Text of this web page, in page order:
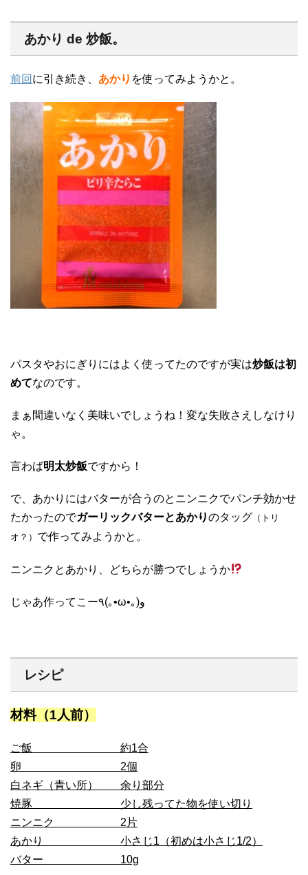
あかり de 炒飯。
前回 に引き続き、 あかり を使ってみようかと。
パスタやおにぎりにはよく使ってたのですが実は炒飯は初
めてなのです。
まぁ間違いなく美味いでしょうね！変な失敗さえしなけり
ゃ。
言わば明太炒飯ですから！
で、あかりにはバターが合うのとニンニクでパンチ効かせ
たかったのでガーリックバターとあかりのタッグ （トリ
オ？） で作ってみようかと。
ニンニクとあかり、どちらが勝つでしょうか
じゃあ作ってこー٩(｡•ω•｡)و
レシピ
材料（1人前）
ご飯 約1合
卵 2個
白ネギ（青い所） 余り部分
焼豚 少し残ってた物を使い切り
ニンニク 2片
あかり 小さじ1（初めは小さじ1/2）
バター 10g